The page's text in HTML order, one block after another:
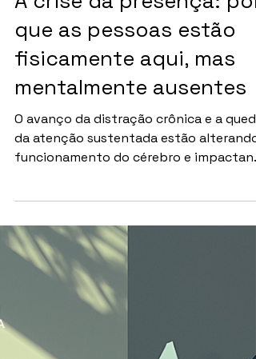
SAÚDE MENTAL
A crise da presença: por
que as pessoas estão
mentalmente ausentes
O avanço da distração crônica e a queda
da atenção sustentada estão alterando
funcionamento do cérebro e
relações, produtividade e a forma como
ser humano experiencia a própria vida.
Por Redação Um fenômeno silencioso e
crescente Estar presente se tornou um